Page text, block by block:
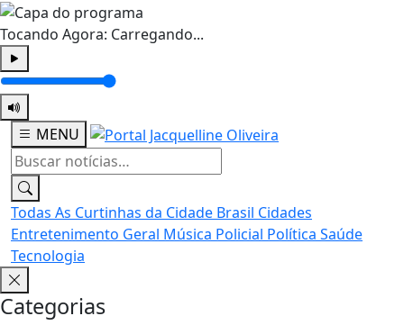
Tocando Agora: Carregando...
MENU
Todas As Curtinhas da Cidade Brasil Cidades
Entretenimento Geral Música Policial Política Saúde
Tecnologia
Categorias